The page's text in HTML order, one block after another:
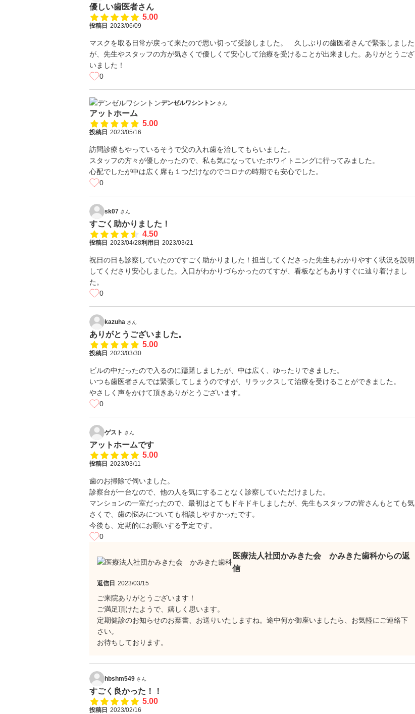
優しい歯医者さん
5.00
投稿日 2023/06/09
マスクを取る日常が戻って来たので思い切って受診しました。 久しぶりの歯医者さんで緊張しました
が、先生やスタッフの方が気さくで優しくて安心して治療を受けることが出来ました。ありがとうござ
いました！
0
デンゼルワシントン さん
アットホーム
5.00
投稿日 2023/05/16
訪問診療もやっているそうで父の入れ歯を治してもらいました。
スタッフの方々が優しかったので、私も気になっていたホワイトニングに行ってみました。
心配でしたが中は広く席も１つだけなのでコロナの時期でも安心でした。
0
sk07 さん
すごく助かりました！
4.50
投稿日 2023/04/28利用日 2023/03/21
祝日の日も診察していたのですごく助かりました！担当してくださった先生もわかりやすく状況を説明
してくださり安心しました。入口がわかりづらかったのてすが、看板などもありすぐに辿り着けまし
た。
0
kazuha さん
ありがとうございました。
5.00
投稿日 2023/03/30
ビルの中だったので入るのに躊躇しましたが、中は広く、ゆったりできました。
いつも歯医者さんでは緊張してしまうのですが、リラックスして治療を受けることができました。
やさしく声をかけて頂きありがとうございます。
0
ゲスト さん
アットホームです
5.00
投稿日 2023/03/11
歯のお掃除で伺いました。
診察台が一台なので、他の人を気にすることなく診察していただけました。
マンションの一室だったので、最初はとてもドキドキしましたが、先生もスタッフの皆さんもとても気
さくで、歯の悩みについても相談しやすかったです。
今後も、定期的にお願いする予定です。
0
医療法人社団かみきた会 かみきた歯科からの返
信
返信日 2023/03/15
ご来院ありがとうございます！
ご満足頂けたようで、嬉しく思います。
定期健診のお知らせのお葉書、お送りいたしますね。途中何か御座いましたら、お気軽にご連絡下
さい。
お待ちしております。
hbshm549 さん
すごく良かった！！
5.00
投稿日 2023/02/16